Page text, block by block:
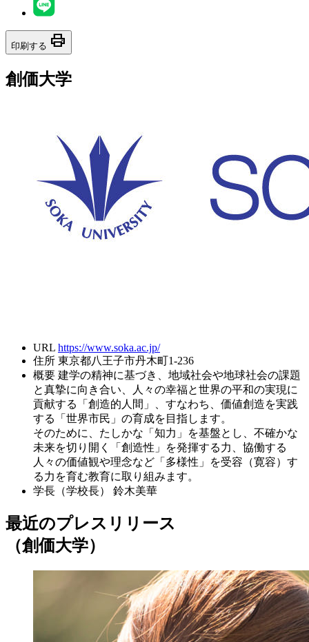
印刷する print
創価大学
URL https://www.soka.ac.jp/
住所 東京都八王子市丹木町1-236
概要 建学の精神に基づき、地域社会や地球社会の課題
と真摯に向き合い、人々の幸福と世界の平和の実現に
貢献する「創造的人間」、すなわち、価値創造を実践
する「世界市民」の育成を目指します。
そのために、たしかな「知力」を基盤とし、不確かな
未来を切り開く「創造性」を発揮する力、協働する
人々の価値観や理念など「多様性」を受容（寛容）す
る力を育む教育に取り組みます。
学長（学校長）
鈴木美華
最近のプレスリリース
（創価大学）